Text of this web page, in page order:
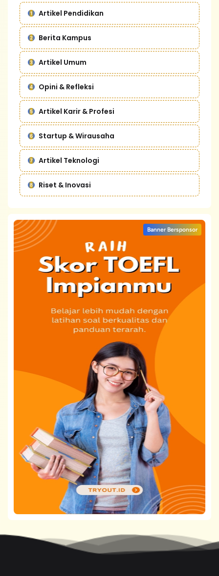
Artikel Pendidikan
Berita Kampus
Artikel Umum
Opini & Refleksi
Artikel Karir & Profesi
Startup & Wirausaha
Artikel Teknologi
Riset & Inovasi
Banner Bersponsor